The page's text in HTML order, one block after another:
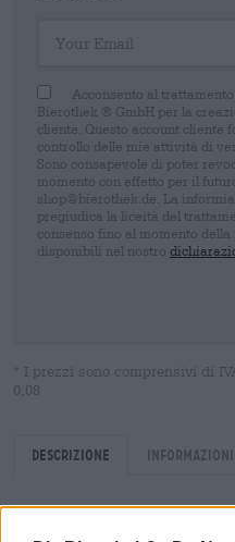
Acconsento al
Bierothek ® GmbH per la
cliente. Questo account cliente
controllo delle mie attività di
Sono consapevole di poter
momento con effetto per il
shop@bierothek.de. La
pregiudica la liceità del
consenso fino al momento
disponibili nel nostro
* I prezzi sono comprensivi di
0,08
Descrizione Informazioni